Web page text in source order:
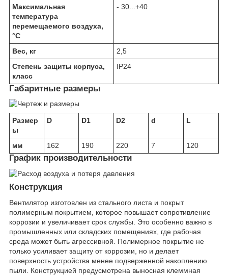
Максимальная
температура
перемещаемого воздуха,
°С
- 30...+40
Вес, кг
2,5
Степень защиты корпуса,
класс
IP24
Габаритные размеры
Размер
ы
D D1 D2 d L
мм 162 190 220 7 120
График производительности
Конструкция
Вентилятор изготовлен из стального листа и покрыт
полимерным покрытием, которое повышает сопротивление
коррозии и увеличивает срок службы. Это особенно важно в
промышленных или складских помещениях, где рабочая
среда может быть агрессивной. Полимерное покрытие не
только усиливает защиту от коррозии, но и делает
поверхность устройства менее подверженной накоплению
пыли. Конструкцией предусмотрена выносная клеммная